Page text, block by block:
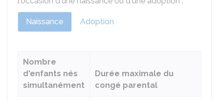
Naissance Adoption
Nombre
d'enfants nés
simultanément
Durée maximale du
congé parental